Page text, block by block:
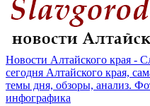
Новости Алтайского края -
сегодня Алтайского края,
темы дня, обзоры, анализ.
инфографика